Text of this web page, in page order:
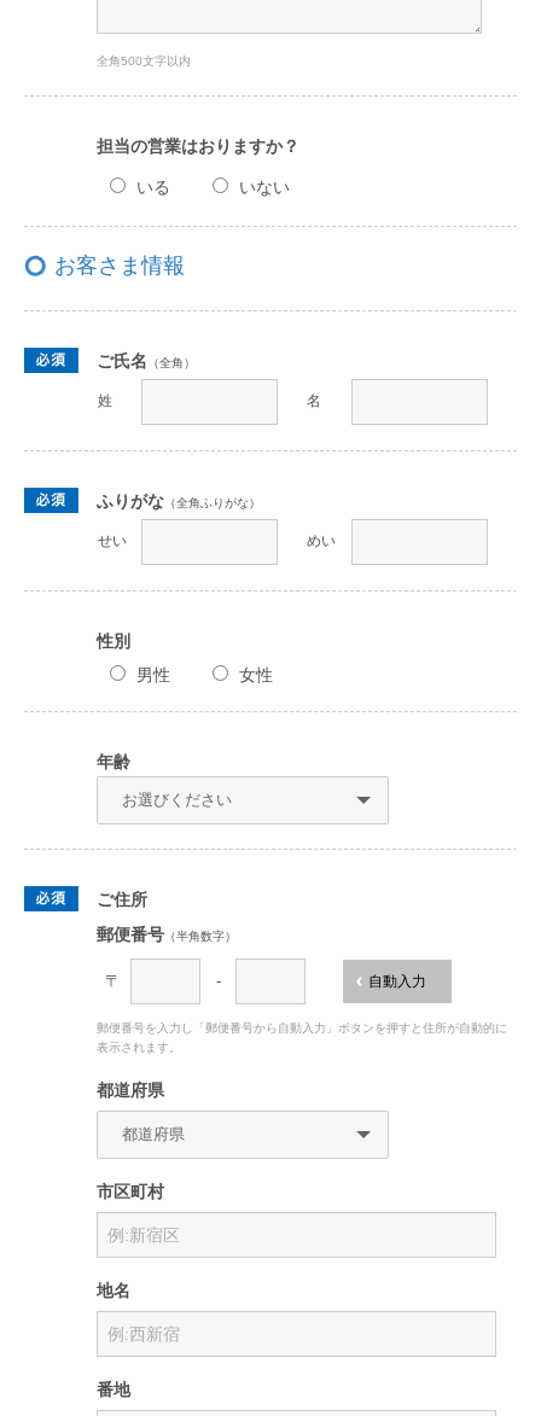
全角500文字以内
担当の営業はおりますか？
いる いない
お客さま情報
ご氏名 （全角）
姓 名
ふりがな （全角ふりがな）
せい めい
性別
男性
女性
年齢
ご住所
郵便番号 （半角数字）
〒 - 自動入力
郵便番号を入力し「郵便番号から自動入力」ボタンを押すと住所が自動的に
表示されます。
都道府県
市区町村
地名
番地